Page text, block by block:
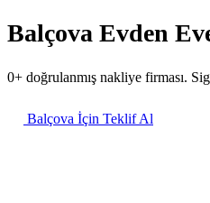
Balçova Evden
0+ doğrulanmış nakliye firması.
Balçova İçin Teklif Al